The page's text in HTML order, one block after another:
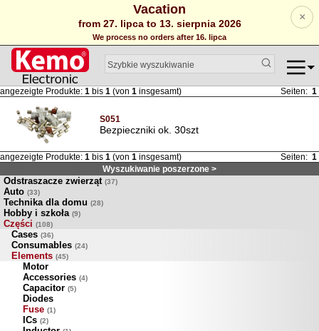
Vacation
from 27. lipca to 13. sierpnia 2026
We process no orders after 16. lipca
×
angezeigte Produkte: 1 bis 1 (von 1 insgesamt) Seiten: 1
S051
Bezpieczniki ok. 30szt
angezeigte Produkte: 1 bis 1 (von 1 insgesamt) Seiten: 1
Wyszukiwanie poszerzone >
Odstraszacze zwierząt (37)
Auto (33)
Technika dla domu (28)
Hobby i szkoła (9)
Części (108)
Cases (36)
Consumables (24)
Elements (45)
Motor
Accessories (4)
Capacitor (5)
Diodes
Fuse (1)
ICs (2)